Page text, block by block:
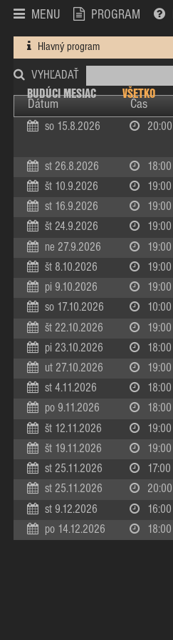
MENU PROGRAM
Hlavný program
VYHĽADAŤ
BUDÚCI MESIAC
VŠETKO
Dátum Čas
so 15.8.2026 20:00
st 26.8.2026 18:00
št 10.9.2026 19:00
st 16.9.2026 19:00
št 24.9.2026 19:00
ne 27.9.2026 19:00
št 8.10.2026 19:00
pi 9.10.2026 19:00
so 17.10.2026 10:00
št 22.10.2026 19:00
pi 23.10.2026 18:00
ut 27.10.2026 19:00
st 4.11.2026 18:00
po 9.11.2026 18:00
št 12.11.2026 19:00
št 19.11.2026 19:00
st 25.11.2026 17:00
st 25.11.2026 20:00
st 9.12.2026 16:00
po 14.12.2026 18:00